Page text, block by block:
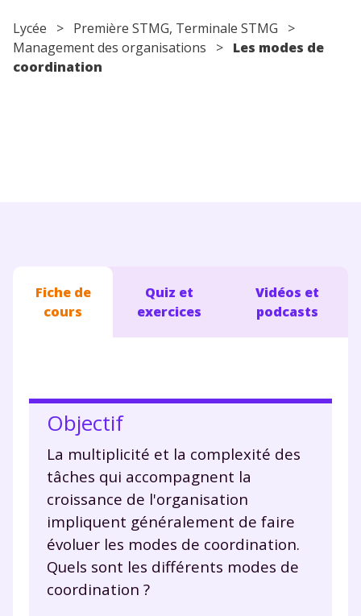
Lycée > Première STMG, Terminale STMG >
Management des organisations > Les modes de
coordination
Fiche de
cours
Quiz et
exercices
Vidéos et
podcasts
Objectif
La multiplicité et la complexité des
tâches qui accompagnent la
croissance de l'organisation
impliquent généralement de faire
évoluer les modes de coordination.
Quels sont les différents modes de
coordination ?